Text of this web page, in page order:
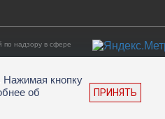
надзору в сфере
Нажимая кнопку
об
ПРИНЯТЬ